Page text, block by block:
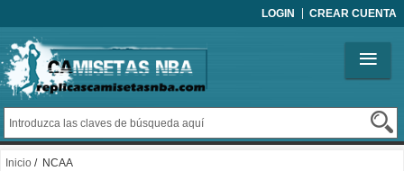
LOGIN CREAR CUENTA
Inicio / NCAA